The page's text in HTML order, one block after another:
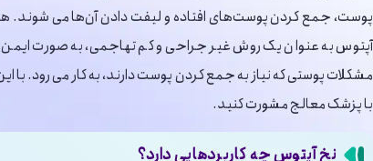
پوست، جمع کردن پوست‌های افتاده و لیفت دادن آن‌ها می‌ شوند.
آپتوس به عنوان یک روش غیر جراحی و کم تهاجمی، به صورت
مشکلات پوستی که نیاز به جمع کردن پوست دارند، به کار می رود.
با پزشک معالج مشورت کنید.
نخ آپتوس چه کاربردهایی دارد؟